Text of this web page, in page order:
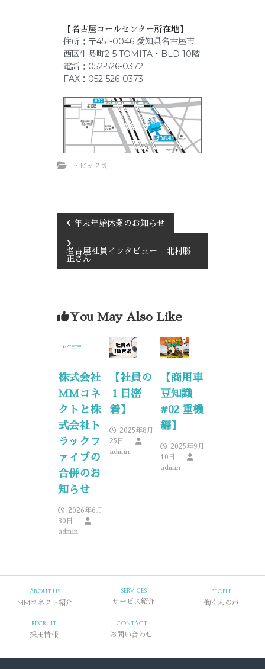
【名古屋コールセンター所在地】
住所：〒451-0046 愛知県名古屋市
西区牛島町2-5 TOMITA・BLD 10階
電話：052-526-0372
FAX：052-526-0373
トピックス
年末年始休業のお知らせ
名古屋社員インタビュー – 北村勝
正さん
You May Also Like
株式会社
ＭＭコネ
クトと株
式会社ト
ラックフ
ァイブの
合併のお
知らせ
2026年6月
30日
admin
【社員の
１日密
着】
2025年8月
25日
admin
【商用車
豆知識
#02 重機
編】
2025年9月
10日
admin
ABOUT US
MMコネクト紹介
SERVICES
サービス紹介
PEOPLE
働く人の声
RECRUIT
採用情報
CONTACT
お問い合わせ